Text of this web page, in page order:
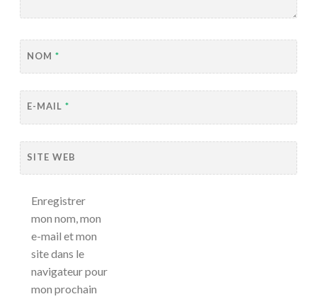
NOM *
E-MAIL *
SITE WEB
Enregistrer
mon nom, mon
e-mail et mon
site dans le
navigateur pour
mon prochain